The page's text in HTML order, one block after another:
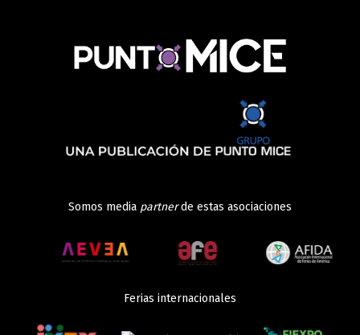
Somos media partnerde estas asociaciones
Ferias internacionales